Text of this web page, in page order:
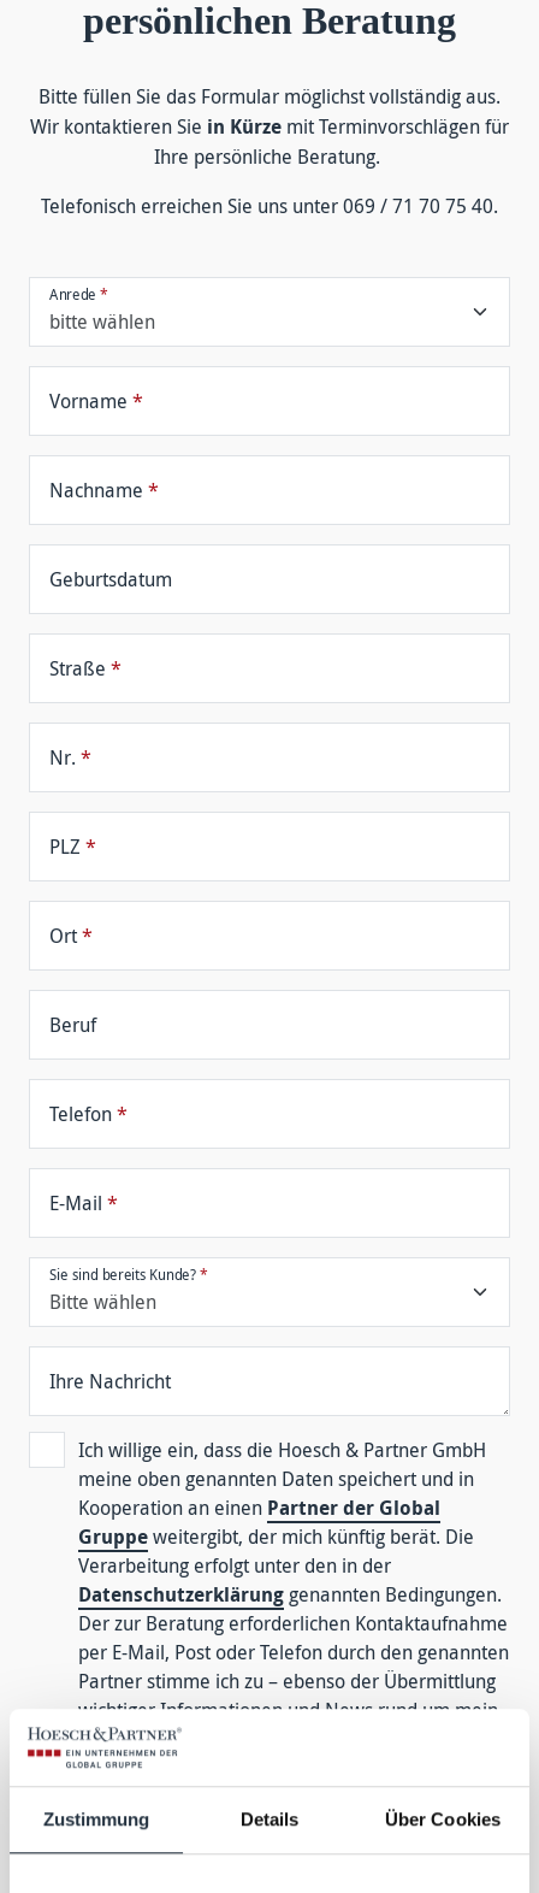
Zustimmung Details Über Cookies
persönlichen Beratung
Bitte füllen Sie das For­mular mög­lichst voll­ständig aus.
Wir kontakt­ieren Sie in Kürze mit Termin­vor­schlägen für
Ihre persön­liche Be­ratung.
Tele­fonisch er­reichen Sie uns unter 069 / 71 70 75 40.
Anrede*
Vorname *
Nachname *
Geburtsdatum
Straße *
Nr. *
PLZ *
Ort*
Beruf
Telefon*
E-Mail *
Sie sind bereits Kunde?*
Ihre Nachricht
Ich willige ein, dass die Hoesch & Partner GmbH
meine oben genannten Daten speichert und in
Kooperation an einen Partner der Global
Gruppeweitergibt, der mich künftig berät. Die
Verarbeitung erfolgt unter den in der
Datenschutzerklärung genannten Bedingungen.
Der zur Beratung erforderlichen Kontaktaufnahme
per E-Mail, Post oder Telefon durch den genannten
Partner stimme ich zu – ebenso der Übermittlung
wichtiger Informationen und News rund um mein
Risiko- und Vorsorgemanagement. Alle
Einwilligungen kann ich jederzeit per E-Mail an
Wirkung für die Zukunft widerrufen. DieAGBund
Erstinformationhabe ich gelesen.*